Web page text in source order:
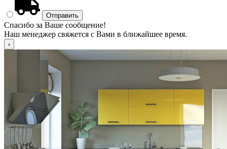
Спасибо за Ваше сообщение!
Наш менеджер свяжется с Вами в ближайшее время.